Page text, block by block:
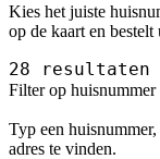
Kies het juiste
op de kaart en
28 resultaten
Filter op huisnummer
Typ een
adres te vinden.